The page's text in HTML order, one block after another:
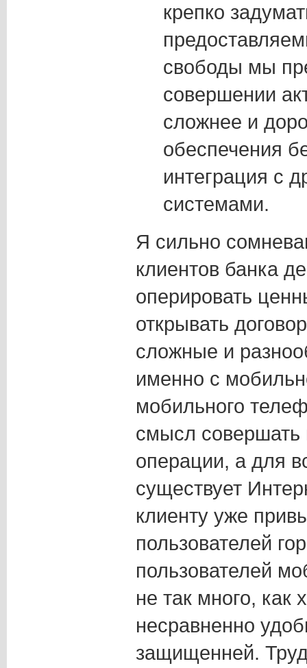
крепко
свободы мы
совершении
сложнее и
обеспечения
интеграция с
системами.
Я сильно
клиентов банка
оперировать
открывать
сложные и
именно с
мобильного
смысл совершать
операции, а для
существует
клиенту уже
пользователей
пользователей
не так много, как
несравненно
защищенней.